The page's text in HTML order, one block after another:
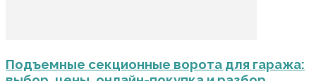
Подъемные секционные ворота для гаража: